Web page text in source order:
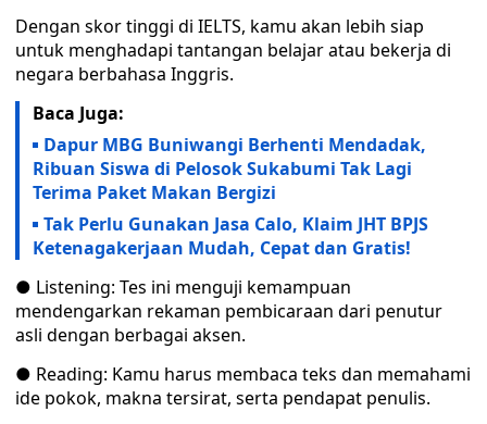
Dengan skor tinggi di IELTS, kamu akan lebih siap
untuk menghadapi tantangan belajar atau bekerja di
negara berbahasa Inggris.
Baca Juga:
Dapur MBG Buniwangi Berhenti Mendadak,
Ribuan Siswa di Pelosok Sukabumi Tak Lagi
Terima Paket Makan Bergizi
Tak Perlu Gunakan Jasa Calo, Klaim JHT BPJS
Ketenagakerjaan Mudah, Cepat dan Gratis!
● Listening: Tes ini menguji kemampuan
mendengarkan rekaman pembicaraan dari penutur
asli dengan berbagai aksen.
● Reading: Kamu harus membaca teks dan memahami
ide pokok, makna tersirat, serta pendapat penulis.